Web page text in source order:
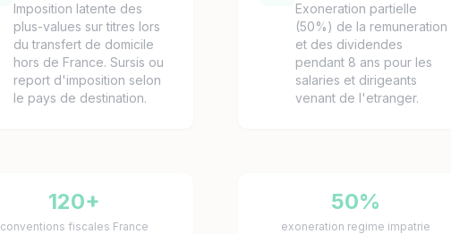
Imposition latente des
plus-values sur titres lors
du transfert de domicile
hors de France. Sursis ou
report d'imposition selon
le pays de destination.
Exoneration partielle
(50%) de la remuneration
et des dividendes
pendant 8 ans pour les
salaries et dirigeants
venant de l'etranger.
120+
conventions fiscales France
50%
exoneration regime impatrie